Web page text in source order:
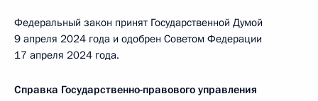
Федеральный закон принят Государственной Думой
9 апреля 2024 года и одобрен Советом Федерации
17 апреля 2024 года.
Справка Государственно-правового управления